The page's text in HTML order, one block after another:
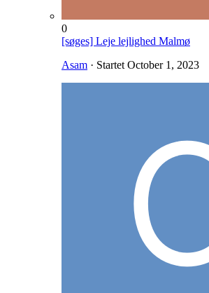
0
[søges] Leje lejlighed Malmø
Asam · Startet October 1, 2023